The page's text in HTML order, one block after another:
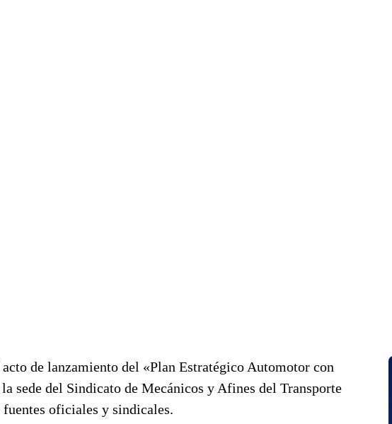
de lanzamiento del «Plan Estratégico Automotor con
sede del Sindicato de Mecánicos y Afines del Transporte
oficiales y sindicales.